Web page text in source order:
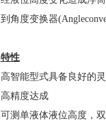
到角度变换器
特性
高智能型式具备良好的
高精度达成
可测单液体液位高度，